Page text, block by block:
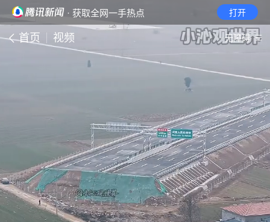
· 获取全网一手热点 打开
首页 视频 无障碍